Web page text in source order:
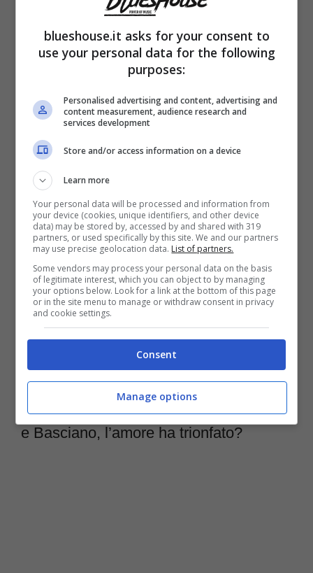
parlato della loro rottura
Verissimo e non solo ed è emerso che è
stata lei a mettere fine alla loro storia d’amore
Sophie Codegoni
accuse ad
queste anche averla
in un momento di gelosia. Lei si era detta
convinta che non avrebbe concesso altre
possibilità al padre di sua figlia, le cose però
a quanto pare sono cambiate. Da giorni non
si fa che parlare di un loro
di fiammae l’ultimo indizio social sembra
confermare la riconciliazione.
È tornato il sereno tra Sophie Codegoni
e Basciano, l’amore ha trionfato?
blueshouse.it asks for your consent to
use your personal data for the following
purposes:
Personalised advertising and content, advertising and
content measurement, audience research and
services development
Store and/or access information on a device
Learn more
Your personal data will be processed and information from
your device (cookies, unique identifiers, and other device
data) may be stored by, accessed by and shared with 319
partners, or used specifically by this site. We and our partners
may use precise geolocation data. List of partners.
Some vendors may process your personal data on the basis
of legitimate interest, which you can object to by managing
your options below. Look for a link at the bottom of this page
or in the site menu to manage or withdraw consent in privacy
and cookie settings.
Consent
Manage options